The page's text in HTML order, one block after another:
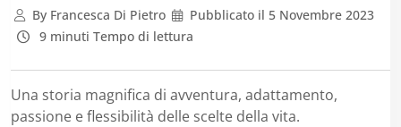
ByFrancesca Di Pietro Pubblicato il 5 Novembre 2023
9 minuti Tempo di lettura
Una storia magnifica di avventura, adattamento,
passione e flessibilità delle scelte della vita.